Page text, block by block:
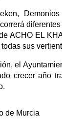
ACHO EL
sus
el
crecer año
de Murcia